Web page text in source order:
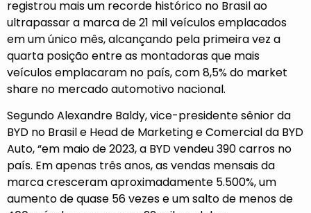
registrou mais um recorde histórico no Brasil ao
ultrapassar a marca de 21 mil veículos emplacados
em um único mês, alcançando pela primeira vez a
quarta posição entre as montadoras que mais
veículos emplacaram no país, com 8,5% do market
share no mercado automotivo nacional.
Segundo Alexandre Baldy, vice-presidente sênior da
BYD no Brasil e Head de Marketing e Comercial da BYD
Auto, “em maio de 2023, a BYD vendeu 390 carros no
país. Em apenas três anos, as vendas mensais da
marca cresceram aproximadamente 5.500%, um
aumento de quase 56 vezes e um salto de menos de